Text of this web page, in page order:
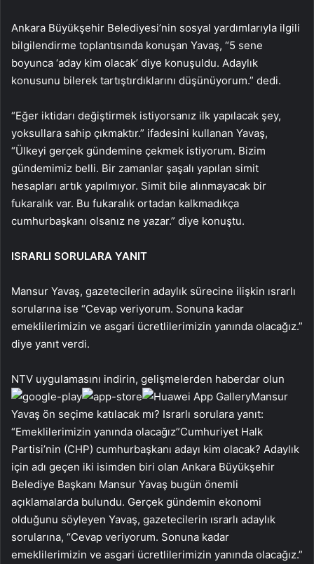
Ankara Büyükşehir Belediyesi’nin sosyal yardımlarıyla ilgili
bilgilendirme toplantısında konuşan Yavaş, “5 sene
boyunca ‘aday kim olacak’ diye konuşuldu. Adaylık
konusunu bilerek tartıştırdıklarını düşünüyorum.” dedi.
“Eğer iktidarı değiştirmek istiyorsanız ilk yapılacak şey,
yoksullara sahip çıkmaktır.” ifadesini kullanan Yavaş,
“Ülkeyi gerçek gündemine çekmek istiyorum. Bizim
gündemimiz belli. Bir zamanlar şaşalı yapılan simit
hesapları artık yapılmıyor. Simit bile alınmayacak bir
fukaralık var. Bu fukaralık ortadan kalkmadıkça
cumhurbaşkanı olsanız ne yazar.” diye konuştu.
ISRARLI SORULARA YANIT
Mansur Yavaş, gazetecilerin adaylık sürecine ilişkin ısrarlı
sorularına ise “Cevap veriyorum. Sonuna kadar
emeklilerimizin ve asgari ücretlilerimizin yanında olacağız.”
diye yanıt verdi.
NTV uygulamasını indirin, gelişmelerden haberdar olun
Mansur
Yavaş ön seçime katılacak mı? Israrlı sorulara yanıt:
“Emeklilerimizin yanında olacağız”Cumhuriyet Halk
Partisi’nin (CHP) cumhurbaşkanı adayı kim olacak? Adaylık
için adı geçen iki isimden biri olan Ankara Büyükşehir
Belediye Başkanı Mansur Yavaş bugün önemli
açıklamalarda bulundu. Gerçek gündemin ekonomi
olduğunu söyleyen Yavaş, gazetecilerin ısrarlı adaylık
sorularına, “Cevap veriyorum. Sonuna kadar
emeklilerimizin ve asgari ücretlilerimizin yanında olacağız.”